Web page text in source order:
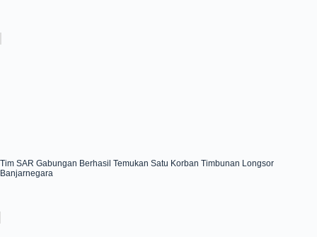
Tim SAR Gabungan Berhasil Temukan Satu Korban Timbunan Longsor
Banjarnegara